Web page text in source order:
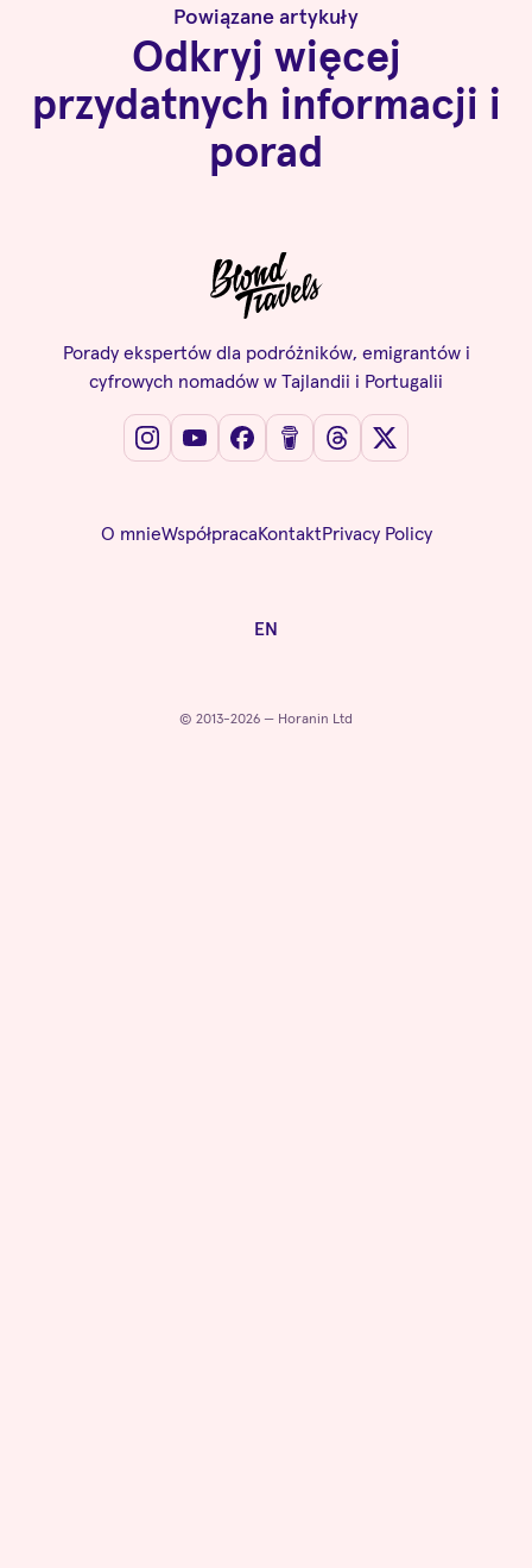
Powiązane artykuły
Odkryj więcej
przydatnych informacji i
porad
Porady ekspertów dla podróżników, emigrantów i
cyfrowych nomadów w Tajlandii i Portugalii
O mnieWspółpracaKontaktPrivacy Policy
EN
© 2013-2026 — Horanin Ltd